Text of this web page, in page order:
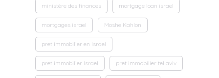
ministère des finances mortgage loan israel
mortgages israel Moshe Kahlon
pret immobilier en Israel
pret immobilier Israel pret immobilier tel aviv